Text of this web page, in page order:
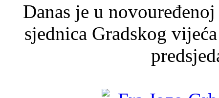
Danas je u
sjednica Gradskog